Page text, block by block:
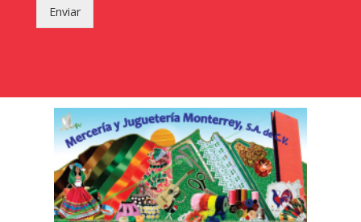
Enviar